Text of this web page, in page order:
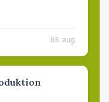
03. aug.